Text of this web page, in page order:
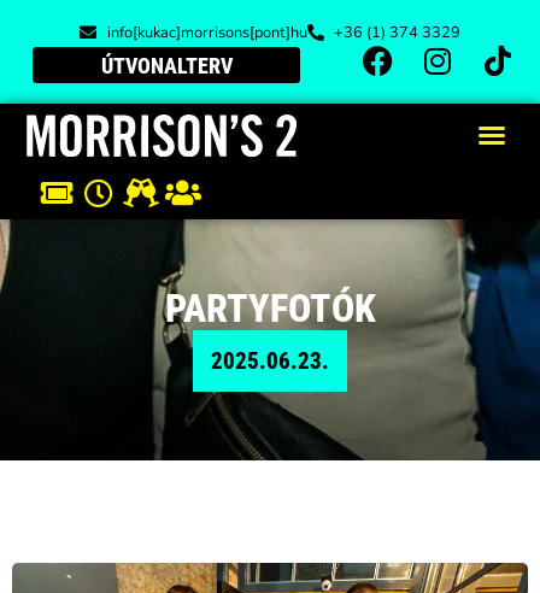
info[kukac]morrisons[pont]hu +36 (1) 374 3329
ÚTVONALTERV
PARTYFOTÓK
2025.06.23.